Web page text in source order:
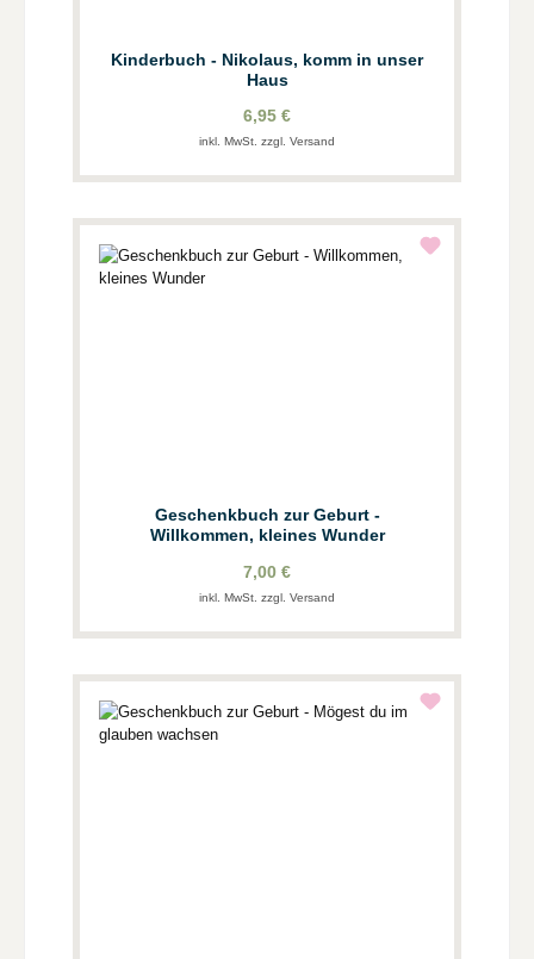
Kinderbuch - Nikolaus, komm in unser
Haus
6,95 €
inkl. MwSt. zzgl. Versand
Geschenkbuch zur Geburt -
Willkommen, kleines Wunder
7,00 €
inkl. MwSt. zzgl. Versand